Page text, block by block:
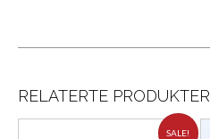
RELATERTE PRODUKTER
SALE!